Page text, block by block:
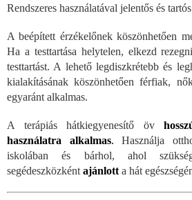
Rendszeres használatával jelentős és
A beépített érzékelőnek köszönhetően
Ha a testtartása helytelen, elkezd
testtartást. A lehető legdiszkrétebb és
kialakításának köszönhetően férfiak,
egyaránt alkalmas.
A terápiás hátkiegyenesítő öv
használatra alkalmas. Használja
iskolában és bárhol, ahol
segédeszközként ajánlott a hát